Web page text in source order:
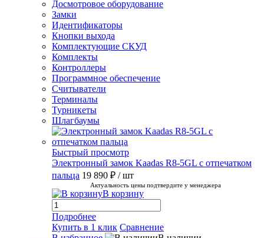
Досмотровое оборудование
Замки
Идентификаторы
Кнопки выхода
Комплектующие СКУД
Комплекты
Контроллеры
Программное обеспечение
Считыватели
Терминалы
Турникеты
Шлагбаумы
Быстрый просмотр
Электронный замок Kaadas R8-5GL с отпечатком
пальца 19 890 ₽ / шт
Актуальность цены подтвердите у менеджера
В корзину
Подробнее
Купить в 1 клик Сравнение